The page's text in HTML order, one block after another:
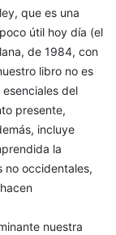
que es una
útil hoy día (el
de 1984, con
libro no es
del
presente,
incluye
la
no occidentales,
nuestra